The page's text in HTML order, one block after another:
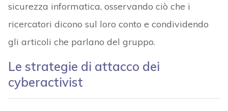
sicurezza informatica, osservando ciò che i
ricercatori dicono sul loro conto e condividendo
gli articoli che parlano del gruppo.
Le strategie di attacco dei
cyberactivist